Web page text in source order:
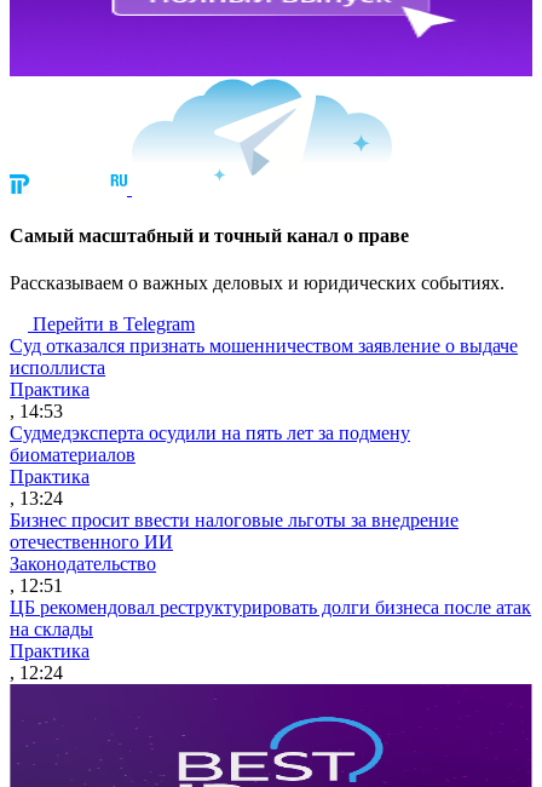
Cамый масштабный и точный канал о праве
Рассказываем о важных деловых и юридических событиях.
Перейти в Telegram
Суд отказался признать мошенничеством заявление о выдаче
исполлиста
Практика
, 14:53
Судмедэксперта осудили на пять лет за подмену
биоматериалов
Практика
, 13:24
Бизнес просит ввести налоговые льготы за внедрение
отечественного ИИ
Законодательство
, 12:51
ЦБ рекомендовал реструктурировать долги бизнеса после атак
на склады
Практика
, 12:24